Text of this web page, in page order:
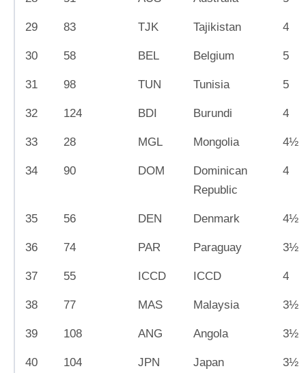
29 83 TJK Tajikistan 4
30 58 BEL Belgium 5
31 98 TUN Tunisia 5
32 124 BDI Burundi 4
33 28 MGL Mongolia 4½
34 90 DOM
Dominican
Republic
4
35 56 DEN Denmark 4½
36 74 PAR Paraguay 3½
37 55 ICCD ICCD 4
38 77 MAS Malaysia 3½
39 108 ANG Angola 3½
40 104 JPN Japan 3½